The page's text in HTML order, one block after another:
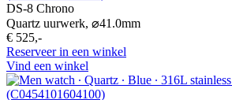
DS-8 Chrono
Quartz uurwerk, ⌀41.0mm
€ 525,-
Reserveer in een winkel
Vind een winkel